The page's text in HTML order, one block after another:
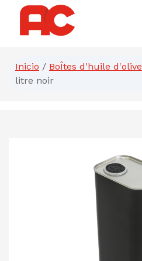
Inicio / BoÎtes d'huile d'olive
litre noir